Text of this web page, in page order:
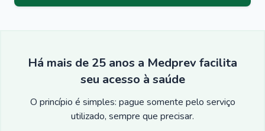
Há mais de 25 anos a Medprev facilita
seu acesso à saúde
O princípio é simples: pague somente pelo serviço
utilizado, sempre que precisar.